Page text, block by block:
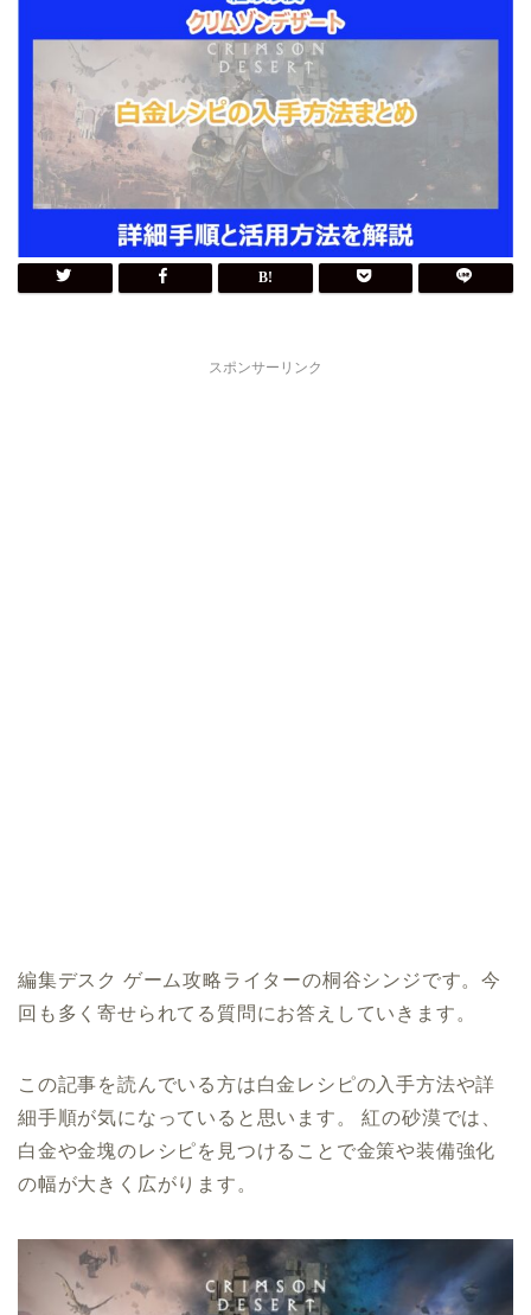
スポンサーリンク
編集デスク ゲーム攻略ライターの桐谷シンジです。今
回も多く寄せられてる質問にお答えしていきます。
この記事を読んでいる方は白金レシピの入手方法や詳
細手順が気になっていると思います。 紅の砂漠では、
白金や金塊のレシピを見つけることで金策や装備強化
の幅が大きく広がります。